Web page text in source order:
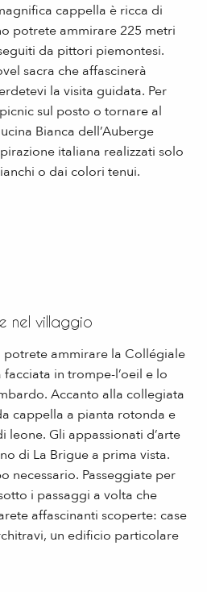
cappella è ricca di
potrete ammirare 225 metri
da pittori piemontesi.
sacra che affascinerà
la visita guidata. Per
sul posto o tornare al
Bianca dell’Auberge
italiana realizzati solo
o dai colori tenui.
nel villaggio
potrete ammirare la Collégiale
in trompe-l’oeil e lo
Accanto alla collegiata
cappella a pianta rotonda e
leone. Gli appassionati d’arte
di La Brigue a prima vista.
necessario. Passeggiate per
i passaggi a volta che
affascinanti scoperte: case
un edificio particolare